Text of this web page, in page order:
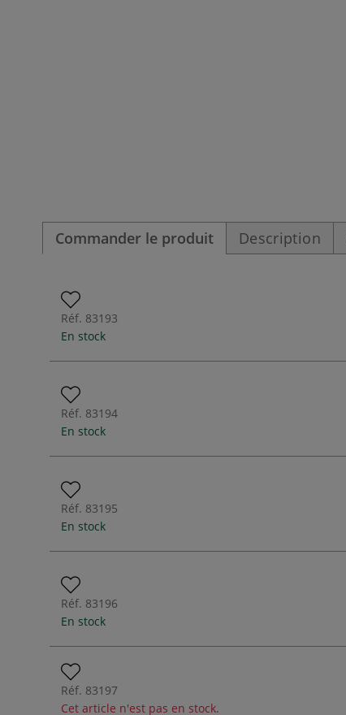
Commander le produit Description
Réf. 83193
En stock
Réf. 83194
En stock
Réf. 83195
En stock
Réf. 83196
En stock
Réf. 83197
Cet article n'est pas en stock.